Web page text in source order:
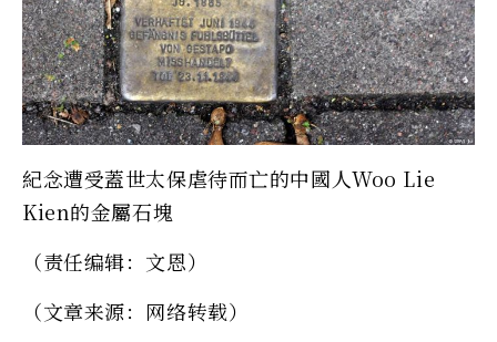
紀念遭受蓋世太保虐待而亡的中國人Woo Lie
Kien的金屬石塊
（责任编辑：文恩）
（文章来源：网络转载）